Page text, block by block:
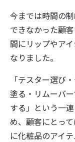
今までは時間の
できなかった顧
間にリップやア
なりました。
「テスター選び
塗る・リムーバ
する」という一
め、顧客にとっ
に化粧品のアイ